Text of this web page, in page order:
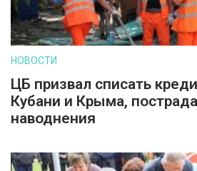
НОВОСТИ
ЦБ призвал списать
Кубани и Крыма,
наводнения